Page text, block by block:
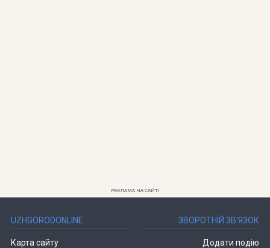
РЕКЛАМА НА САЙТІ
UZHGORODONLINE
Карта сайту
ЗВОРОТНІЙ ЗВ’ЯЗОК
Додати подію